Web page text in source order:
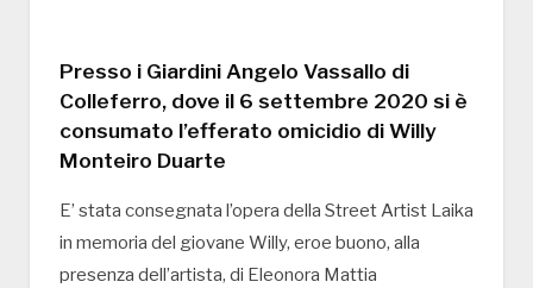
Presso i Giardini Angelo Vassallo di
Colleferro, dove il 6 settembre 2020 si è
consumato l’efferato omicidio di Willy
Monteiro Duarte
E’ stata consegnata l’opera della Street Artist Laika
in memoria del giovane Willy, eroe buono, alla
presenza dell’artista, di Eleonora Mattia